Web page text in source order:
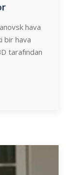
hava
bir hava
tarafından